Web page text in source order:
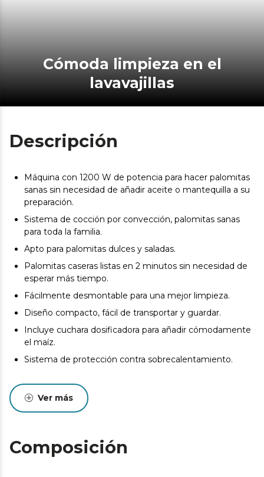
Cómoda limpieza en el
lavavajillas
Descripción
Máquina con 1200 W de potencia para hacer palomitas
sanas sin necesidad de añadir aceite o mantequilla a su
preparación.
Sistema de cocción por convección, palomitas sanas
para toda la familia.
Apto para palomitas dulces y saladas.
Palomitas caseras listas en 2 minutos sin necesidad de
esperar más tiempo.
Fácilmente desmontable para una mejor limpieza.
Diseño compacto, fácil de transportar y guardar.
Incluye cuchara dosificadora para añadir cómodamente
el maíz.
Sistema de protección contra sobrecalentamiento.
Ver más
Composición